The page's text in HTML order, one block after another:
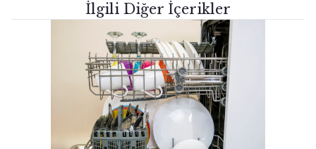
İlgili Diğer İçerikler